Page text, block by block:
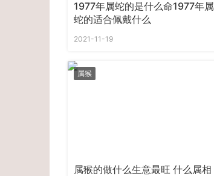
1977年属蛇的是什么命1977年属
蛇的适合佩戴什么
2021-11-19
属猴
属猴的做什么生意最旺 什么属相